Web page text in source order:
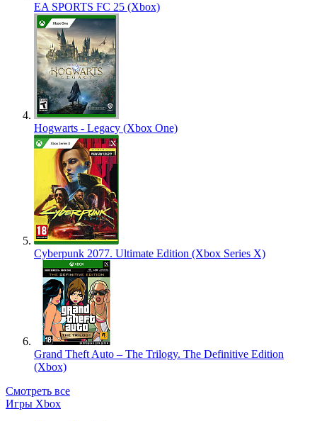
EA SPORTS FC 25 (Xbox)
Hogwarts - Legacy (Xbox One)
Cyberpunk 2077. Ultimate Edition (Xbox Series X)
Grand Theft Auto – The Trilogy. The Definitive Edition
(Xbox)
Смотреть все
Игры Xbox